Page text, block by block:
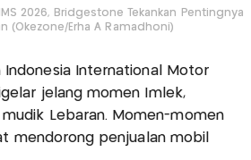
2026, Bridgestone Tekankan Pentingnya
(Okezone/Erha A Ramadhoni)
International Motor
jelang momen Imlek,
mudik Lebaran. Momen-momen
mendorong penjualan mobil